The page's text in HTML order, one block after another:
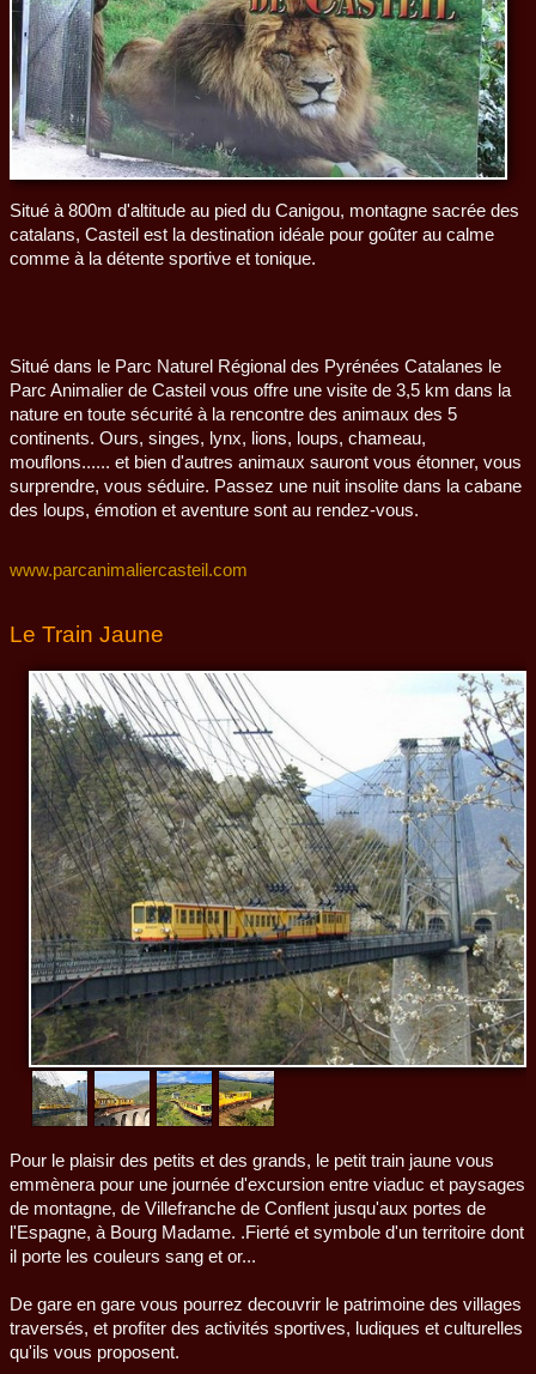
Situé à 800m d'altitude au pied du Canigou, montagne sacrée des
catalans, Casteil est la destination idéale pour goûter au calme
comme à la détente sportive et tonique.
Situé dans le Parc Naturel Régional des Pyrénées Catalanes le
Parc Animalier de Casteil vous offre une visite de 3,5 km dans la
nature en toute sécurité à la rencontre des animaux des 5
continents. Ours, singes, lynx, lions, loups, chameau,
mouflons...... et bien d'autres animaux sauront vous étonner, vous
surprendre, vous séduire. Passez une nuit insolite dans la cabane
des loups, émotion et aventure sont au rendez-vous.
www.parcanimaliercasteil.com
Le Train Jaune
Pour le plaisir des petits et des grands, le petit train jaune vous
emmènera pour une journée d'excursion entre viaduc et paysages
de montagne, de Villefranche de Conflent jusqu'aux portes de
l'Espagne, à Bourg Madame. .Fierté et symbole d'un territoire dont
il porte les couleurs sang et or...
De gare en gare vous pourrez decouvrir le patrimoine des villages
traversés, et profiter des activités sportives, ludiques et culturelles
qu'ils vous proposent.